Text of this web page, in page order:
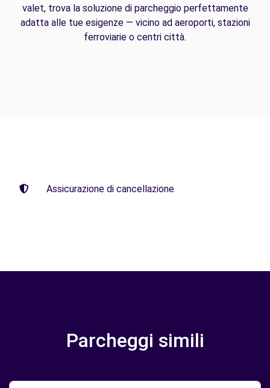
valet, trova la soluzione di parcheggio perfettamente
adatta alle tue esigenze — vicino ad aeroporti, stazioni
ferroviarie o centri città.
Assicurazione di cancellazione
Parcheggi simili